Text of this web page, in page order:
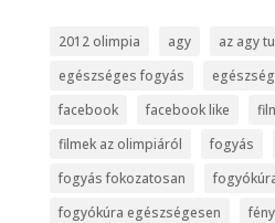
2012 olimpia agy
az agy
egészséges fogyás
facebook
facebook like
filmek az olimpiáról
fogyás
fogyás fokozatosan
fogyókúra egészségesen